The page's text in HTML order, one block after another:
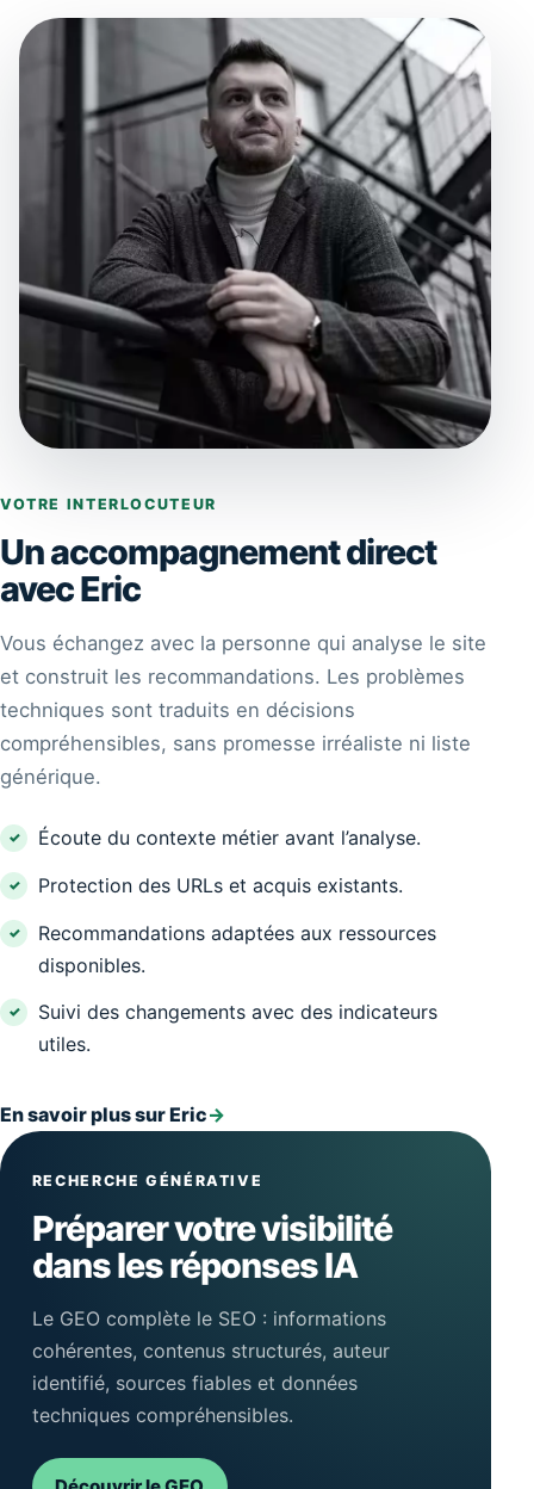
VOTRE INTERLOCUTEUR
Un accompagnement direct
avec Eric
Vous échangez avec la personne qui analyse le site
et construit les recommandations. Les problèmes
techniques sont traduits en décisions
compréhensibles, sans promesse irréaliste ni liste
générique.
Écoute du contexte métier avant l’analyse.
Protection des URLs et acquis existants.
Recommandations adaptées aux ressources
disponibles.
Suivi des changements avec des indicateurs
utiles.
En savoir plus sur Eric→
RECHERCHE GÉNÉRATIVE
Préparer votre visibilité
dans les réponses IA
Le GEO complète le SEO : informations
cohérentes, contenus structurés, auteur
identifié, sources fiables et données
techniques compréhensibles.